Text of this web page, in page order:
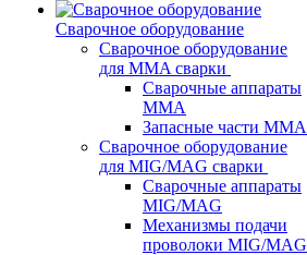
Сварочное оборудование
Сварочное оборудование
для MMA сварки
Сварочные аппараты
MMA
Запасные части MMA
Сварочное оборудование
для MIG/MAG сварки
Сварочные аппараты
MIG/MAG
Механизмы подачи
проволоки MIG/MAG